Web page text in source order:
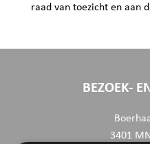
raad van toezicht en aan
BEZOEK-
3401